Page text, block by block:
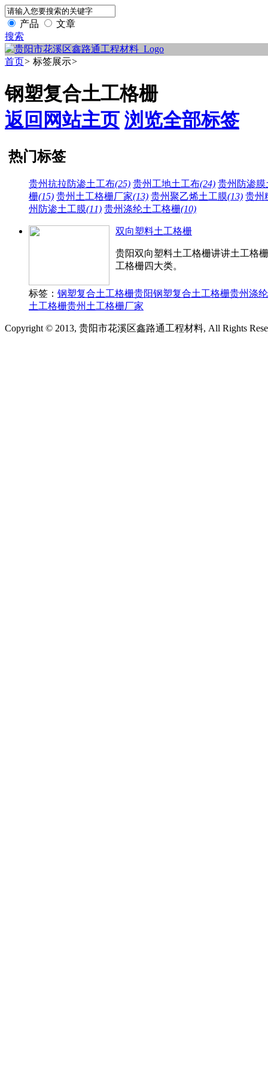
产品
文章
搜索
首页> 标签展示>
钢塑复合土工格栅
返回网站主页 浏览全部标签
热门标签
贵州抗拉防渗土工布(25) 贵州工地土工布(24) 贵州防渗膜
栅(15) 贵州土工格栅厂家(13) 贵州聚乙烯土工膜(13) 贵州
州防渗土工膜(11) 贵州涤纶土工格栅(10)
双向塑料土工格栅
贵阳双向塑料土工格栅讲讲​土工格
工格栅四大类。
标签： 钢塑复合土工格栅贵阳钢塑复合土工格栅贵州涤
土工格栅贵州土工格栅厂家
Copyright © 2013, 贵阳市花溪区鑫路通工程材料, All Rights